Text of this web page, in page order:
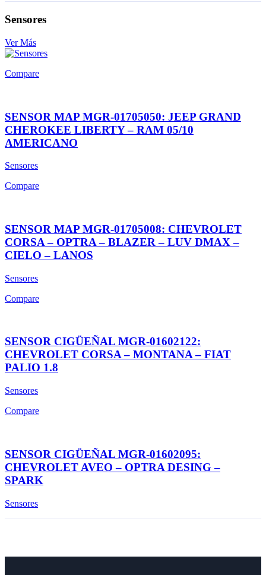
Sensores
Ver Más
Compare
SENSOR MAP MGR-01705050: JEEP GRAND
CHEROKEE LIBERTY – RAM 05/10
AMERICANO
Sensores
Compare
SENSOR MAP MGR-01705008: CHEVROLET
CORSA – OPTRA – BLAZER – LUV DMAX –
CIELO – LANOS
Sensores
Compare
SENSOR CIGÜEÑAL MGR-01602122:
CHEVROLET CORSA – MONTANA – FIAT
PALIO 1.8
Sensores
Compare
SENSOR CIGÜEÑAL MGR-01602095:
CHEVROLET AVEO – OPTRA DESING –
SPARK
Sensores